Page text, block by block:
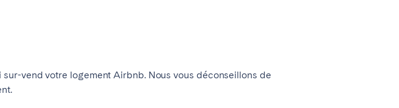
vend votre logement Airbnb. Nous vous déconseillons de